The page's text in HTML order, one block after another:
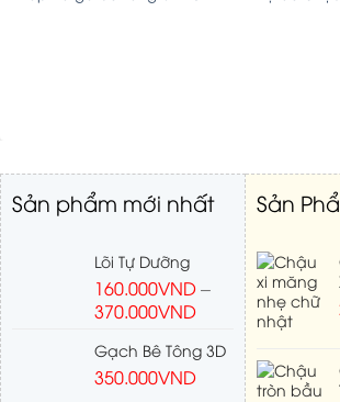
Sản phẩm mới nhất
Lõi Tự Dưỡng
160.000VND–
370.000VND
Gạch Bê Tông 3D
350.000VND
Sản